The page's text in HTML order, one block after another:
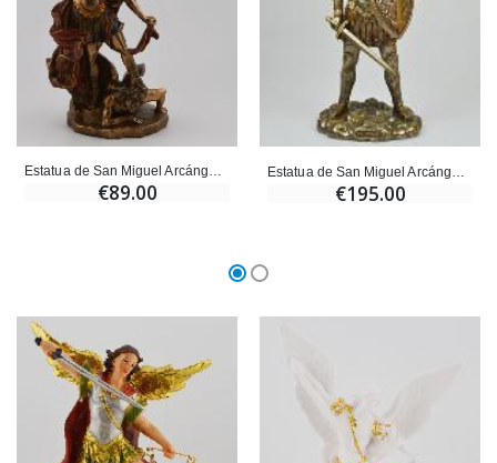
€89.00 €195.00